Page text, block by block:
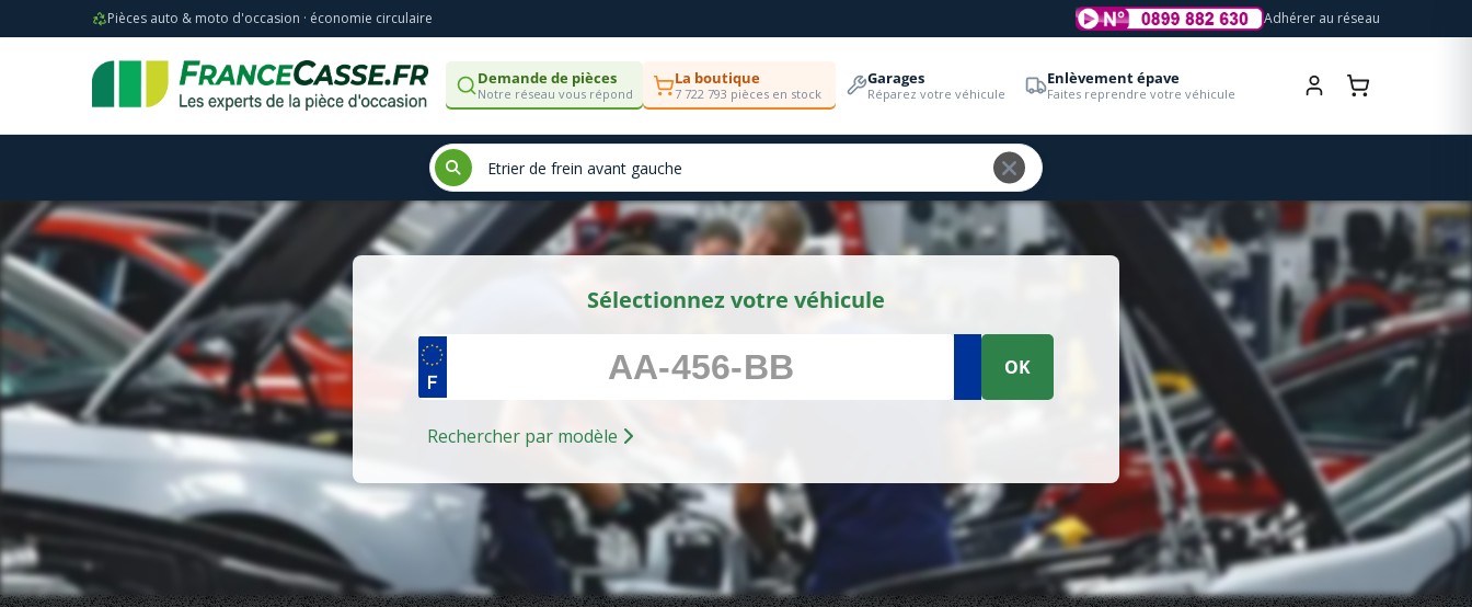
Pièces auto & moto d'occasion · économie circulaire Adhérer au réseau
Demande de pièces
Notre réseau vous répond
La boutique
7 722 793 pièces en stock
Garages
Réparez votre véhicule
Enlèvement épave
Faites reprendre votre véhicule
Sélectionnez votre véhicule
OK
Rechercher par modèle